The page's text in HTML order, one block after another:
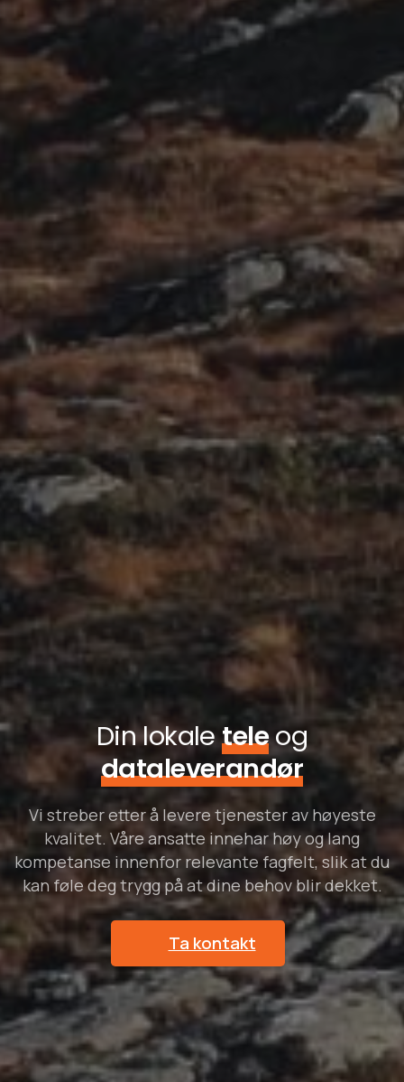
Din lokaleteleog
dataleverandør
Vi streber etter å levere tjenester av høyeste
kvalitet. Våre ansatte innehar høy og lang
kompetanse innenfor relevante fagfelt, slik at du
kan føle deg trygg på at dine behov blir dekket.
Ta kontakt